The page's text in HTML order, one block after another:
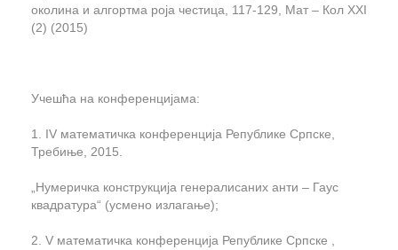
околина и алгортма роја честица, 117-129, Мат – Кол XXI
(2) (2015)
Учешћа на конференцијама:
1. IV математичка конференција Републике Српске,
Требиње, 2015.
„Нумеричка конструкција генералисаних анти – Гаус
квадратура“ (усмено излагање);
2. V математичка конференција Републике Српске ,